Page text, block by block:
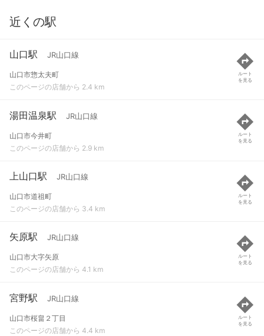
近くの駅
山口駅 JR山口線
山口市惣太夫町
このページの店舗から 2.4 km
ルート
を見る
湯田温泉駅 JR山口線
山口市今井町
このページの店舗から 2.9 km
ルート
を見る
上山口駅 JR山口線
山口市道祖町
このページの店舗から 3.4 km
ルート
を見る
矢原駅 JR山口線
山口市大字矢原
このページの店舗から 4.1 km
ルート
を見る
宮野駅 JR山口線
山口市桜畠２丁目
このページの店舗から 4.4 km
ルート
を見る